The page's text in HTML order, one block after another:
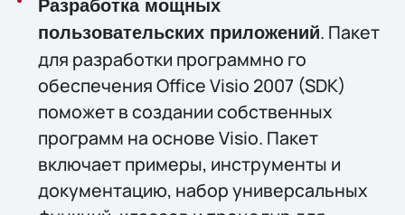
Разработка мощных
пользовательских приложений. Пакет
для разработки программно го
обеспечения Office Visio 2007 (SDK)
поможет в создании собственных
программ на основе Visio. Пакет
включает примеры, инструменты и
документацию, набор универсальных